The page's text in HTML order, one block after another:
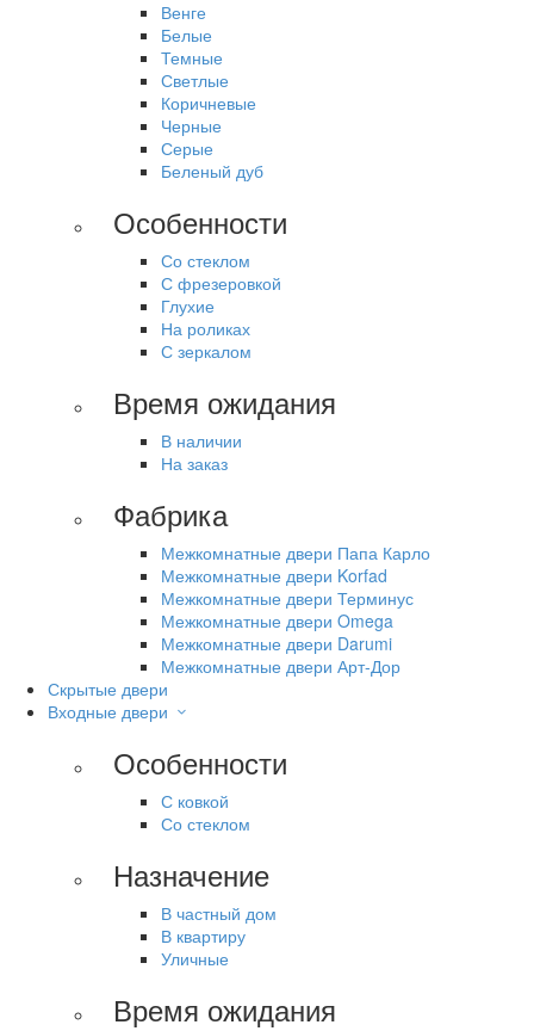
Венге
Белые
Темные
Светлые
Коричневые
Черные
Серые
Беленый дуб
Особенности
Со стеклом
С фрезеровкой
Глухие
На роликах
С зеркалом
Время ожидания
В наличии
На заказ
Фабрика
Межкомнатные двери Папа Карло
Межкомнатные двери Korfad
Межкомнатные двери Терминус
Межкомнатные двери Omega
Межкомнатные двери Darumi
Межкомнатные двери Арт-Дор
Скрытые двери
Входные двери
Особенности
С ковкой
Со стеклом
Назначение
В частный дом
В квартиру
Уличные
Время ожидания